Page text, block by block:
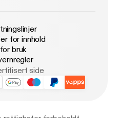
for innhold
bruk
side